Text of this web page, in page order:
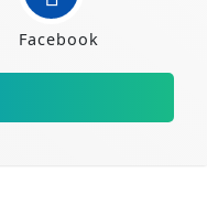
Facebook